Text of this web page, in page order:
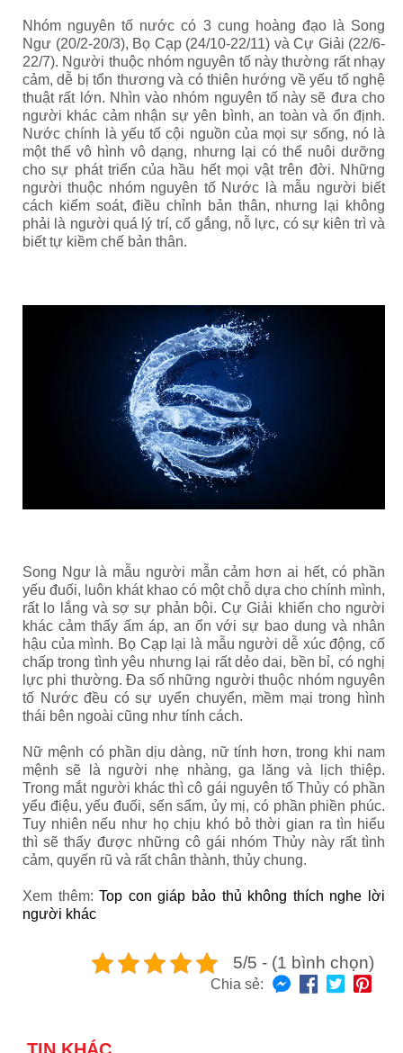
Nhóm nguyên tố nước có 3 cung hoàng đạo là Song
Ngư (20/2-20/3), Bọ Cạp (24/10-22/11) và Cự Giải (22/6-
22/7). Người thuộc nhóm nguyên tố này thường rất nhạy
cảm, dễ bị tổn thương và có thiên hướng về yếu tố nghệ
thuật rất lớn. Nhìn vào nhóm nguyên tố này sẽ đưa cho
người khác cảm nhận sự yên bình, an toàn và ổn định.
Nước chính là yếu tố cội nguồn của mọi sự sống, nó là
một thể vô hình vô dạng, nhưng lại có thể nuôi dưỡng
cho sự phát triển của hầu hết mọi vật trên đời. Những
người thuộc nhóm nguyên tố Nước là mẫu người biết
cách kiểm soát, điều chỉnh bản thân, nhưng lại không
phải là người quá lý trí, cố gắng, nỗ lực, có sự kiên trì và
biết tự kiềm chế bản thân.
Song Ngư là mẫu người mẫn cảm hơn ai hết, có phần
yếu đuối, luôn khát khao có một chỗ dựa cho chính mình,
rất lo lắng và sợ sự phản bội. Cự Giải khiến cho người
khác cảm thấy ấm áp, an ổn với sự bao dung và nhân
hậu của mình. Bọ Cạp lại là mẫu người dễ xúc động, cố
chấp trong tình yêu nhưng lại rất dẻo dai, bền bỉ, có nghị
lực phi thường. Đa số những người thuộc nhóm nguyên
tố Nước đều có sự uyển chuyển, mềm mại trong hình
thái bên ngoài cũng như tính cách.
Nữ mệnh có phần dịu dàng, nữ tính hơn, trong khi nam
mệnh sẽ là người nhẹ nhàng, ga lăng và lịch thiệp.
Trong mắt người khác thì cô gái nguyên tố Thủy có phần
yểu điệu, yếu đuối, sến sẩm, ủy mị, có phần phiền phúc.
Tuy nhiên nếu như họ chịu khó bỏ thời gian ra tìn hiểu
thì sẽ thấy được những cô gái nhóm Thủy này rất tình
cảm, quyến rũ và rất chân thành, thủy chung.
Xem thêm:Top con giáp bảo thủ không thích nghe lời
người khác
5/5 - (1 bình chọn)
Chia sẻ: